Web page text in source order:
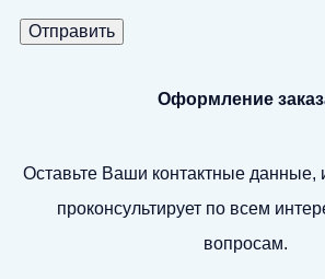
Оформление
Оставьте Ваши контактные данные,
проконсультирует по всем
вопросам.